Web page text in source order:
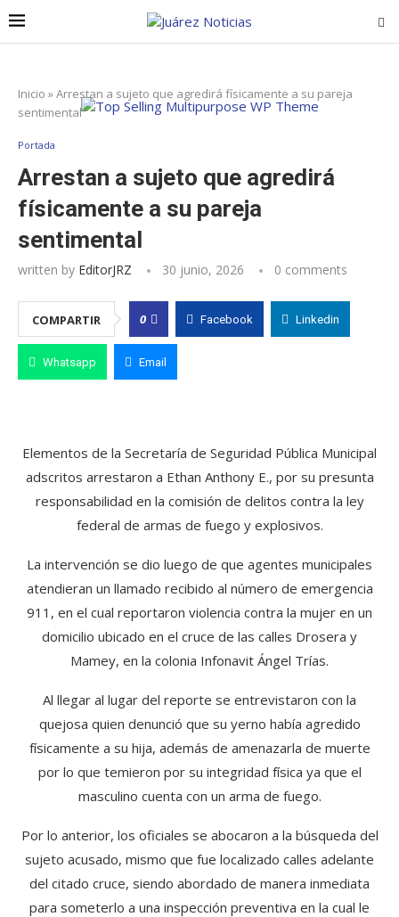
Inicio »Arrestan a sujeto que agredirá físicamente a su pareja
sentimental
Portada
Arrestan a sujeto que agredirá
físicamente a su pareja
sentimental
written by EditorJRZ 30 junio, 2026 0 comments
COMPARTIR 0 Facebook Linkedin
Whatsapp Email
Elementos de la Secretaría de Seguridad Pública Municipal
adscritos arrestaron a Ethan Anthony E., por su presunta
responsabilidad en la comisión de delitos contra la ley
federal de armas de fuego y explosivos.
La intervención se dio luego de que agentes municipales
atendieran un llamado recibido al número de emergencia
911, en el cual reportaron violencia contra la mujer en un
domicilio ubicado en el cruce de las calles Drosera y
Mamey, en la colonia Infonavit Ángel Trías.
Al llegar al lugar del reporte se entrevistaron con la
quejosa quien denunció que su yerno había agredido
físicamente a su hija, además de amenazarla de muerte
por lo que temieron por su integridad física ya que el
masculino cuenta con un arma de fuego.
Por lo anterior, los oficiales se abocaron a la búsqueda del
sujeto acusado, mismo que fue localizado calles adelante
del citado cruce, siendo abordado de manera inmediata
para someterlo a una inspección preventiva en la cual le